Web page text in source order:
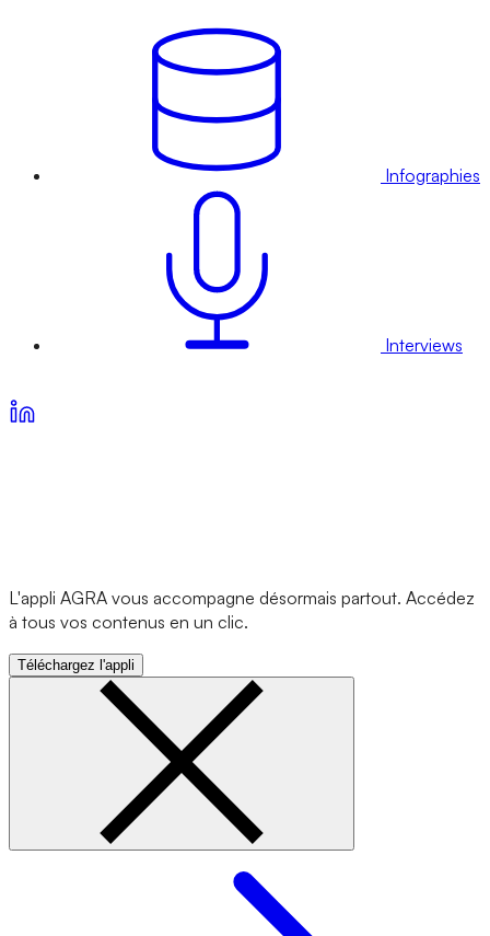
Infographies
Interviews
L'appli AGRA vous accompagne désormais partout. Accédez
à tous vos contenus en un clic.
Téléchargez l'appli